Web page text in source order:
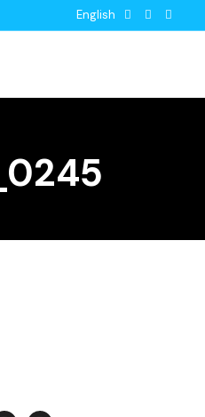
English